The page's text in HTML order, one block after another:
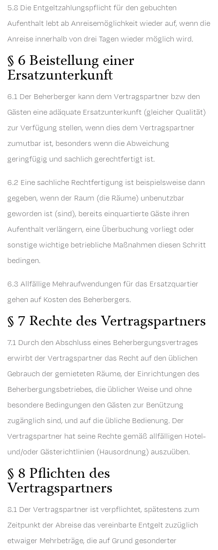
5.8 Die Entgeltzahlungspflicht für den gebuchten
Aufenthalt lebt ab Anreisemöglichkeit wieder auf, wenn die
Anreise innerhalb von drei Tagen wieder möglich wird.
§ 6 Beistellung einer
Ersatzunterkunft
6.1 Der Beherberger kann dem Vertragspartner bzw den
Gästen eine adäquate Ersatzunterkunft (gleicher Qualität)
zur Verfügung stellen, wenn dies dem Vertragspartner
zumutbar ist, besonders wenn die Abweichung
geringfügig und sachlich gerechtfertigt ist.
6.2 Eine sachliche Rechtfertigung ist beispielsweise dann
gegeben, wenn der Raum (die Räume) unbenutzbar
geworden ist (sind), bereits einquartierte Gäste ihren
Aufenthalt verlängern, eine Überbuchung vorliegt oder
sonstige wichtige betriebliche Maßnahmen diesen Schritt
bedingen.
6.3 Allfällige Mehraufwendungen für das Ersatzquartier
gehen auf Kosten des Beherbergers.
§ 7 Rechte des Vertragspartners
7.1 Durch den Abschluss eines Beherbergungsvertrages
erwirbt der Vertragspartner das Recht auf den üblichen
Gebrauch der gemieteten Räume, der Einrichtungen des
Beherbergungsbetriebes, die üblicher Weise und ohne
besondere Bedingungen den Gästen zur Benützung
zugänglich sind, und auf die übliche Bedienung. Der
Vertragspartner hat seine Rechte gemäß allfälligen Hotel-
und/oder Gästerichtlinien (Hausordnung) auszuüben.
§ 8 Pflichten des
Vertragspartners
8.1 Der Vertragspartner ist verpflichtet, spätestens zum
Zeitpunkt der Abreise das vereinbarte Entgelt zuzüglich
etwaiger Mehrbeträge, die auf Grund gesonderter